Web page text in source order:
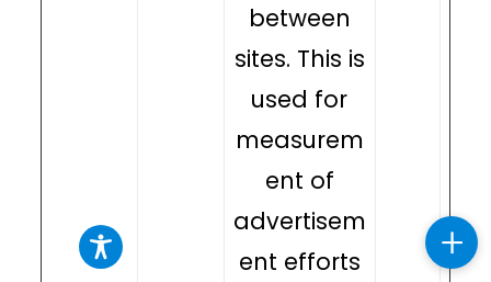
+
between
sites. This is
used for
measurem
ent of
advertisem
ent efforts